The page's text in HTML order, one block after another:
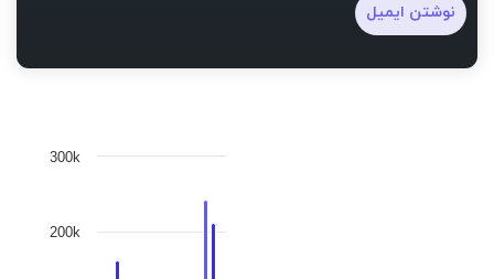
نوشتن ایمیل
200k
300k